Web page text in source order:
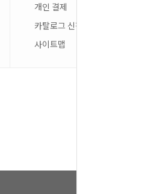
개인 결제
카탈로그 신청
사이트맵